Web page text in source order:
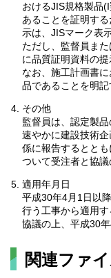
おけるJIS規格製品
あることを証明す
示は、JISマーク表
ただし、監督員ま
に品質証明資料の提
なお、施工計画書
品であることを明記
その他
監督員は、認定製
速やかに建設技術
係に報告するとと
ついて受注者と協議
適用年月日
平成30年4月1日以
行う工事から適用
協議の上、平成30
関連ファ